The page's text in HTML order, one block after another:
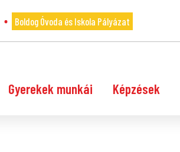
Boldog Óvoda és Iskola Pályázat
Gyerekek munkái Képzések